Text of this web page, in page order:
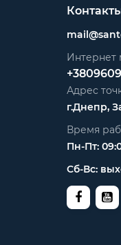
Интернет
Адрес
г.Днепр,
Время
Пн-Пт:
Сб-Вс: